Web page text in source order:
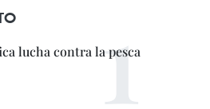
lucha contra la pesca